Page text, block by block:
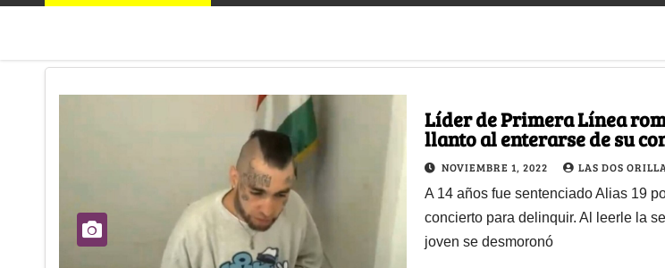
Líder de Primera Línea
llanto al enterarse de su
NOVIEMBRE 1, 2022 LAS DOS
A 14 años fue sentenciado Alias 19
concierto para delinquir. Al leerle la
joven se desmoronó